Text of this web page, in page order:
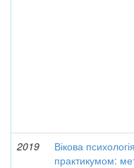
2019
Вікова
практикумом: